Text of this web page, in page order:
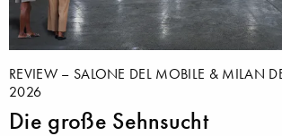
REVIEW – SALONE DEL MOBILE & MILAN
2026
Die große Sehnsucht